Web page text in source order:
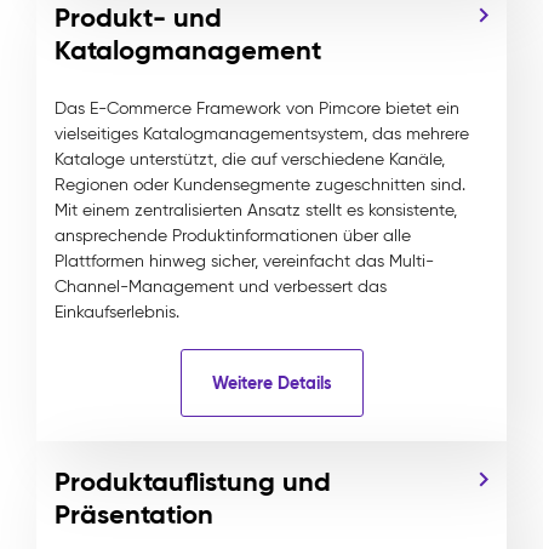
Produkt- und
Katalogmanagement
Das E-Commerce Framework von Pimcore bietet ein
vielseitiges Katalogmanagementsystem, das mehrere
Kataloge unterstützt, die auf verschiedene Kanäle,
Regionen oder Kundensegmente zugeschnitten sind.
Mit einem zentralisierten Ansatz stellt es konsistente,
ansprechende Produktinformationen über alle
Plattformen hinweg sicher, vereinfacht das Multi-
Channel-Management und verbessert das
Einkaufserlebnis.
Weitere Details
Produktauflistung und
Präsentation